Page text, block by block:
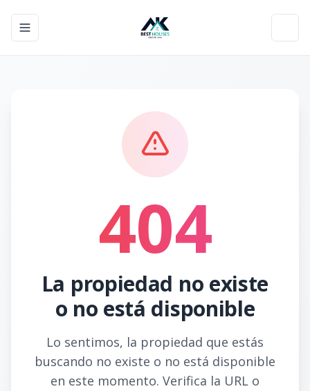
Toggle navigation menu
404
La propiedad no existe
o no está disponible
Lo sentimos, la propiedad que estás
buscando no existe o no está disponible
en este momento. Verifica la URL o